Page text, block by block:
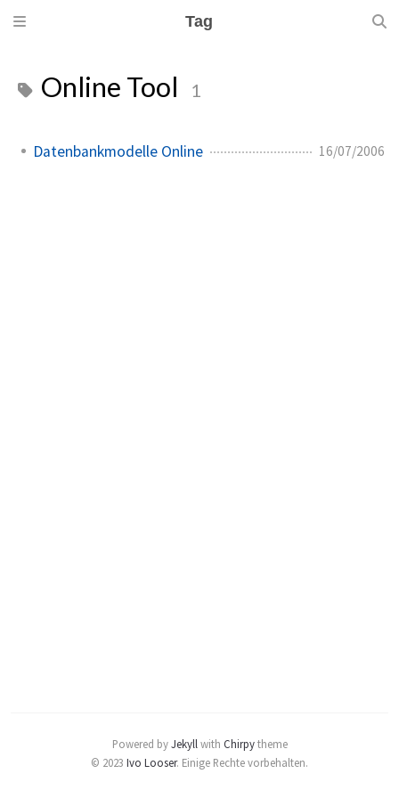
Tag
Online Tool 1
Datenbankmodelle Online 16/07/2006
Powered byJekyll with Chirpytheme
© 2023 Ivo Looser. Einige Rechte vorbehalten.